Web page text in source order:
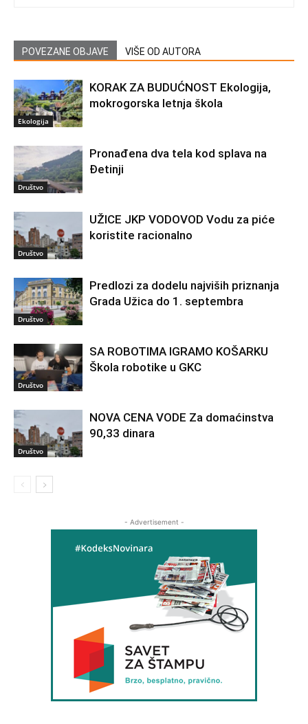
POVEZANE OBJAVE VIŠE OD AUTORA
Ekologija
KORAK ZA BUDUĆNOST Ekologija,
mokrogorska letnja škola
Društvo
Pronađena dva tela kod splava na
Đetinji
Društvo
UŽICE JKP VODOVOD Vodu za piće
koristite racionalno
Društvo
Predlozi za dodelu najviših priznanja
Grada Užica do 1. septembra
Društvo
SA ROBOTIMA IGRAMO KOŠARKU
Škola robotike u GKC
Društvo
NOVA CENA VODE Za domaćinstva
90,33 dinara
- Advertisement -